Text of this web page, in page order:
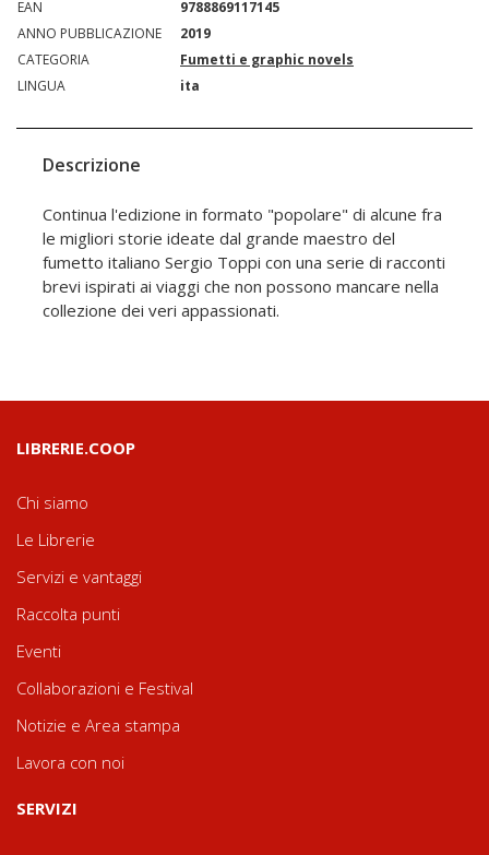
EAN
9788869117145
ANNO PUBBLICAZIONE
2019
CATEGORIA
Fumetti e graphic novels
LINGUA
ita
Descrizione
Continua l'edizione in formato "popolare" di alcune fra
le migliori storie ideate dal grande maestro del
fumetto italiano Sergio Toppi con una serie di racconti
brevi ispirati ai viaggi che non possono mancare nella
collezione dei veri appassionati.
LIBRERIE.COOP
Chi siamo
Le Librerie
Servizi e vantaggi
Raccolta punti
Eventi
Collaborazioni e Festival
Notizie e Area stampa
Lavora con noi
SERVIZI